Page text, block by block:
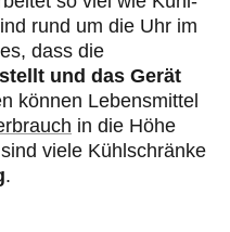
rund um die Uhr im
dass die
und das Gerät
können Lebensmittel
in die Höhe
viele Kühlschränke
.